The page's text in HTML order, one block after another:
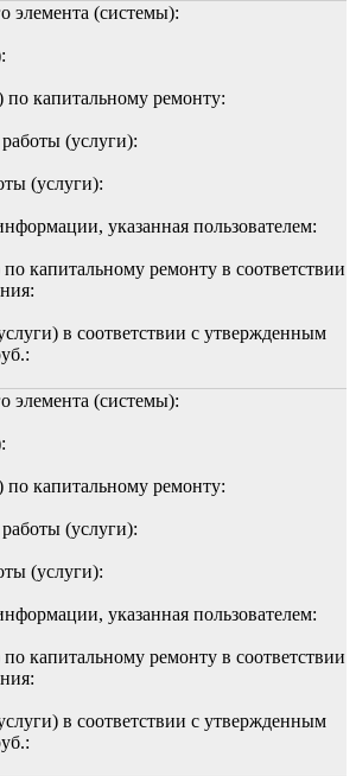
элемента (системы):
капитальному ремонту:
(услуги):
(услуги):
указанная пользователем:
капитальному ремонту в соответствии
в соответствии с утвержденным
элемента (системы):
капитальному ремонту:
(услуги):
(услуги):
указанная пользователем:
капитальному ремонту в соответствии
в соответствии с утвержденным